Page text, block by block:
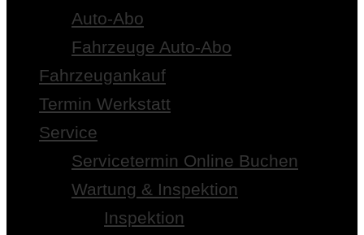
Auto-Abo
Fahrzeuge Auto-Abo
Fahrzeugankauf
Termin Werkstatt
Service
Servicetermin Online Buchen
Wartung & Inspektion
Inspektion